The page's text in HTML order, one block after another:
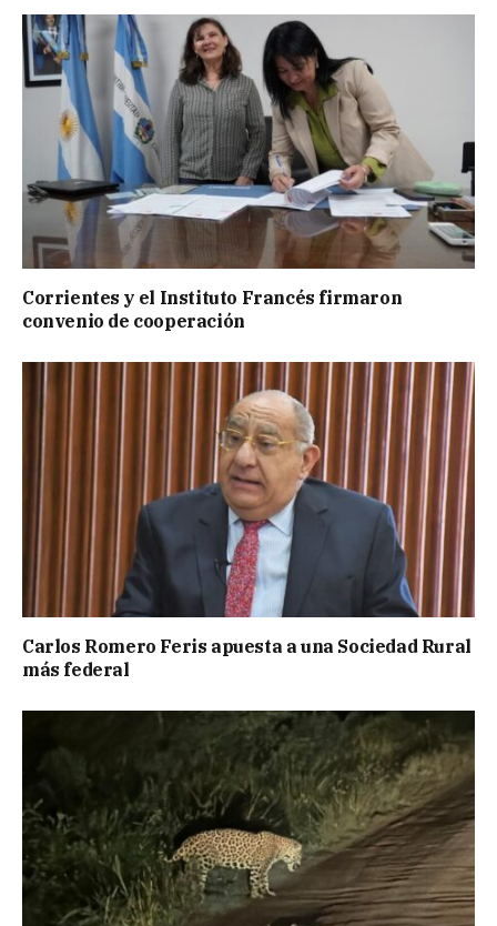
Corrientes y el Instituto Francés firmaron
convenio de cooperación
Carlos Romero Feris apuesta a una Sociedad Rural
más federal